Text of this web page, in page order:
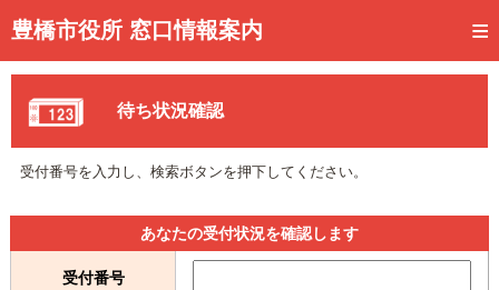
豊橋市役所 窓口情報案内
トップページ
事前予約
予約状況確認
待ち状況確認
待ち状況確認
受付番号を入力し、検索ボタンを押下してください。
あなたの受付状況を確認します
受付番号